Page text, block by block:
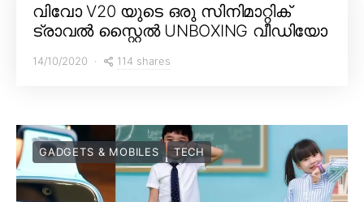
വിവോ V20 യുടെ ഒരു സിനിമാറ്റിക്
ട്രാവൽ സ്റ്റൈൽ UNBOXING വീഡിയോ
14/10/2020 114 shares
GADGETS & MOBILES TECH